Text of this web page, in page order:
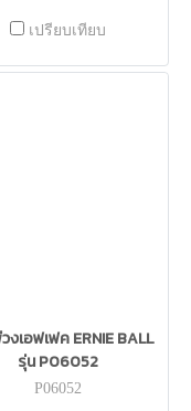
เปรียบเทียบ
งเอฟเฟค ERNIE BALL
รุ่น P06052
P06052